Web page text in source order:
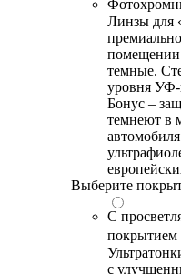
Линзы для
помещении
темные.
уровня УФ-
Бонус –
темнеют в
Выберите
С
покрытием
с